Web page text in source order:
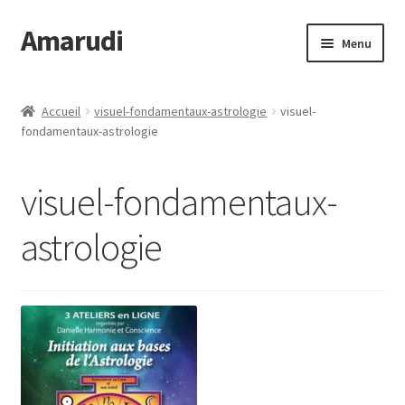
Aller
à
navigation
Aller
au
Amarudi Menu
Accueil
Crop Circles
Galerie
Accueil visuel-fondamentaux-astrologie
visuel-
fondamentaux-astrologie
visuel-fondamentaux-
astrologie